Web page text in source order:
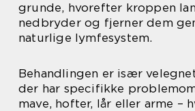
grunde, hvorefter kroppen
nedbryder og fjerner dem
naturlige lymfesystem.
Behandlingen er især
der har specifikke
mave, hofter, lår eller arme –